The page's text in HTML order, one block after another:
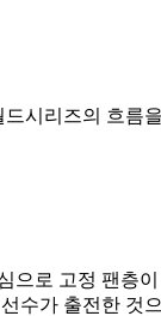
시리즈의 흐름
로 고정 팬층
수가 출전한 것